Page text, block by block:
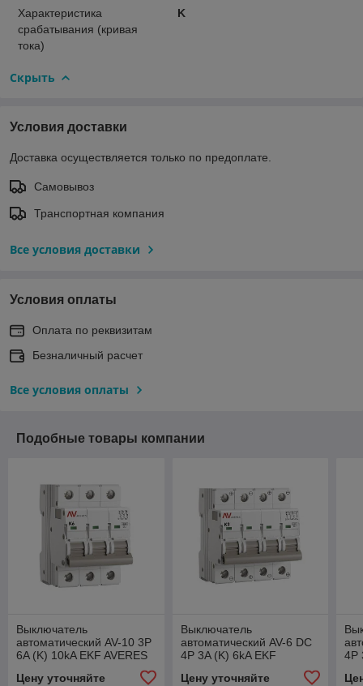
Характеристика
срабатывания (кривая
тока)
K
Скрыть
Условия доставки
Доставка осуществляется только по предоплате.
Самовывоз
Транспортная компания
Все условия доставки
Условия оплаты
Оплата по реквизитам
Безналичный расчет
Все условия оплаты
Подобные товары компании
Выключатель
автоматический AV-10 3P
6A (K) 10kA EKF AVERES
Цену уточняйте
Выключатель
автоматический AV-6 DC
4P 3A (K) 6kA EKF
Цену уточняйте
4P